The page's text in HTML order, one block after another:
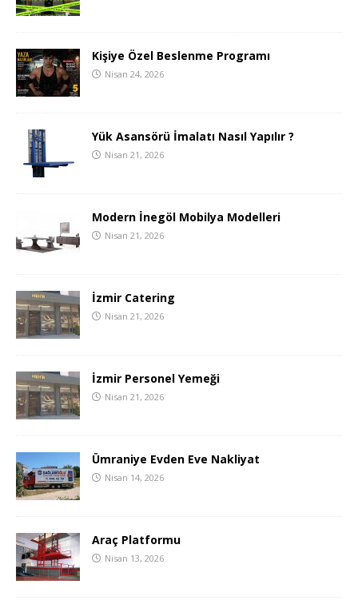
Kişiye Özel Beslenme Programı
Nisan 24, 2026
Yük Asansörü İmalatı Nasıl Yapılır ?
Nisan 21, 2026
Modern İnegöl Mobilya Modelleri
Nisan 21, 2026
İzmir Catering
Nisan 21, 2026
İzmir Personel Yemeği
Nisan 21, 2026
Ümraniye Evden Eve Nakliyat
Nisan 14, 2026
Araç Platformu
Nisan 13, 2026